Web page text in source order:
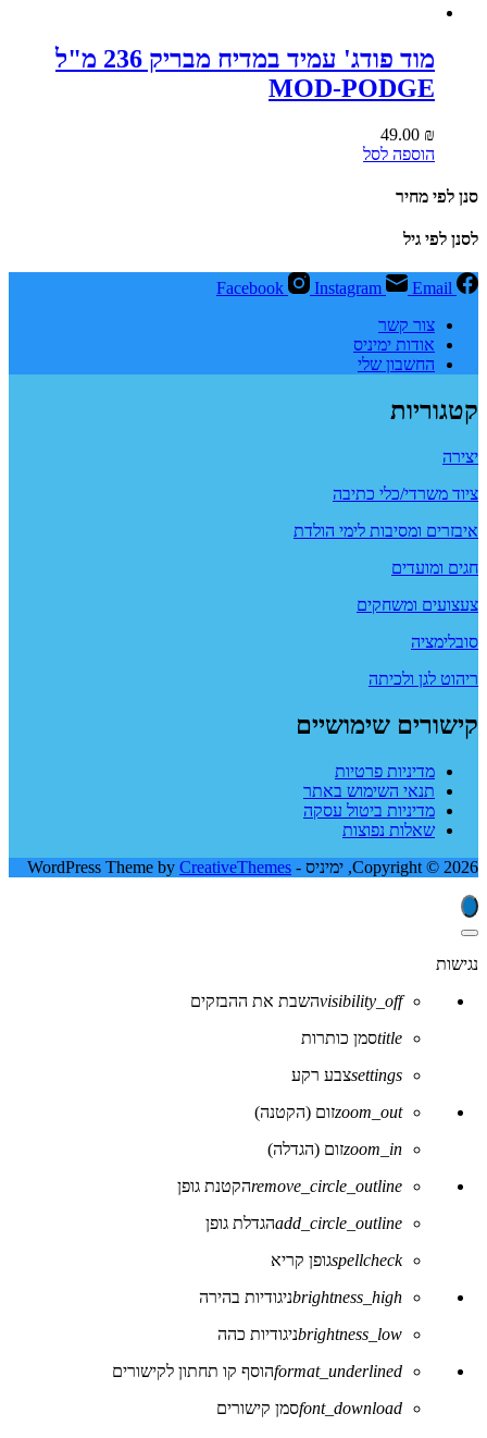
מוד פודג' עמיד במדיח מבריק 236 מ"ל
MOD-PODGE
49.00 ₪
הוספה לסל
סנן לפי מחיר
לסנן לפי גיל
Facebook Instagram
Email
צור קשר
אודות ימיניס
החשבון שלי
קטגוריות
יצירה
ציוד משרדי/כלי כתיבה
איבזרים ומסיבות לימי הולדת
חגים ומועדים
צעצועים ומשחקים
סובלימציה
ריהוט לגן ולכיתה
קישורים שימושיים
מדיניות פרטיות
תנאי השימוש באתר
מדיניות ביטול עסקה
שאלות נפוצות
Copyright © 2026, ימיניס - WordPress Theme by
CreativeThemes
סגור
את
סרגל
של
נגישות
visibility_offהשבת את ההבזקים
titleסמן כותרות
settingsצבע רקע
zoom_outזום (הקטנה)
zoom_inזום (הגדלה)
remove_circle_outlineהקטנת גופן
add_circle_outlineהגדלת גופן
spellcheckגופן קריא
brightness_highניגודיות בהירה
brightness_lowניגודיות כהה
format_underlinedהוסף קו תחתון לקישורים
font_downloadסמן קישורים